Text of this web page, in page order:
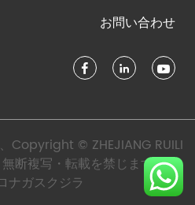
お問い合わせ
Copyright © ZHEJIANG RUILI
断複写・転載を禁じます。
ナガスクジラ